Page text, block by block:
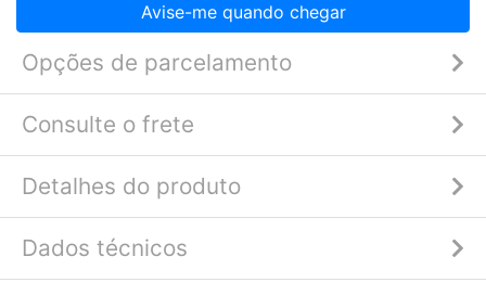
Avise-me quando chegar
Opções de parcelamento
Consulte o frete
Detalhes do produto
Dados técnicos